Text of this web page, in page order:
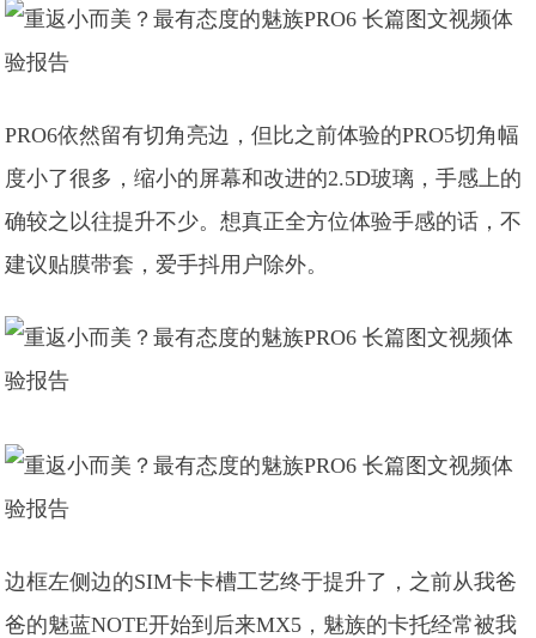
PRO6依然留有切角亮边，但比之前体验的PRO5切角幅
度小了很多，缩小的屏幕和改进的2.5D玻璃，手感上的
确较之以往提升不少。想真正全方位体验手感的话，不
建议贴膜带套，爱手抖用户除外。
边框左侧边的SIM卡卡槽工艺终于提升了，之前从我爸
爸的魅蓝NOTE开始到后来MX5，魅族的卡托经常被我